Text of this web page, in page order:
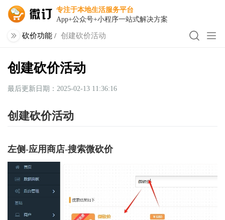
专注于本地生活服务平台
App+公众号+小程序一站式解决方案
砍价功能 / 创建砍价活动
创建砍价活动
最后更新日期：2025-02-13 11:36:16
创建砍价活动
左侧-应用商店-搜索微砍价